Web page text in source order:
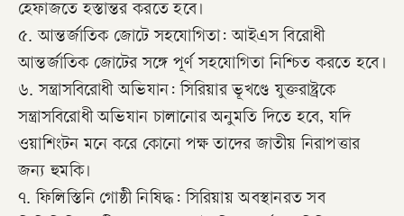
হেফাজতে হস্তান্তর করতে হবে।
৫. আন্তর্জাতিক জোটে সহযোগিতা: আইএস বিরোধী
আন্তর্জাতিক জোটের সঙ্গে পূর্ণ সহযোগিতা নিশ্চিত করতে হবে।
৬. সন্ত্রাসবিরোধী অভিযান: সিরিয়ার ভূখণ্ডে যুক্তরাষ্ট্রকে
সন্ত্রাসবিরোধী অভিযান চালানোর অনুমতি দিতে হবে, যদি
ওয়াশিংটন মনে করে কোনো পক্ষ তাদের জাতীয় নিরাপত্তার
জন্য হুমকি।
৭. ফিলিস্তিনি গোষ্ঠী নিষিদ্ধ: সিরিয়ায় অবস্থানরত সব